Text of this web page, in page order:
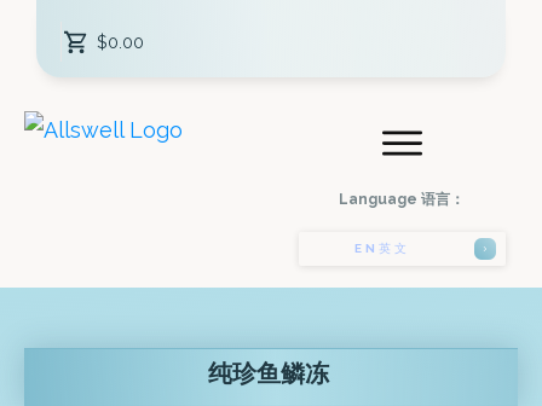
$0.00
Language 语言：
EN 英文
纯珍鱼鳞冻